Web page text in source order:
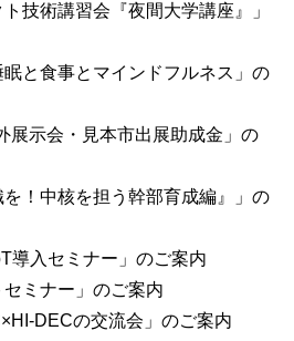
技術講習会『夜間大学講座』」
と食事とマインドフルネス」の
展示会・見本市出展助成金」の
！中核を担う幹部育成編』」の
導入セミナー」のご案内
ミナー」のご案内
DECの交流会」のご案内